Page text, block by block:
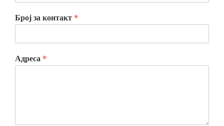
Број за контакт *
Адреса *